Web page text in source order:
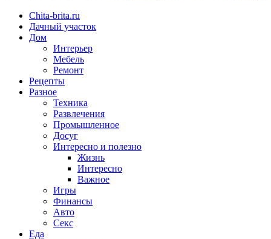
Chita-brita.ru
Дачный участок
Дом
Интерьер
Мебель
Ремонт
Рецепты
Разное
Техника
Развлечения
Промышленное
Досуг
Интересно и полезно
Жизнь
Интересно
Важное
Игры
Финансы
Авто
Секс
Еда